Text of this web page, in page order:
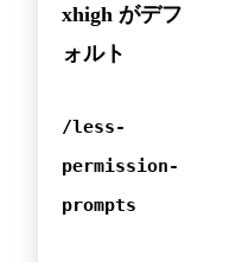
xhigh がデフ
ォルト
/less-
permission-
prompts